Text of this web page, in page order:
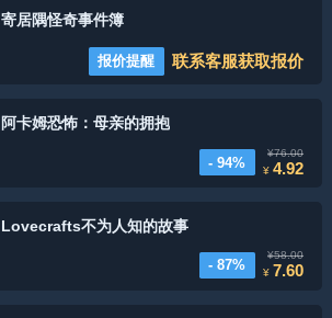
寄居隅怪奇事件簿
报价提醒 联系客服获取报价
阿卡姆恐怖：母亲的拥抱
- 94%
¥76.00
¥4.92
Lovecrafts不为人知的故事
- 87%
¥58.00
¥ 7.60